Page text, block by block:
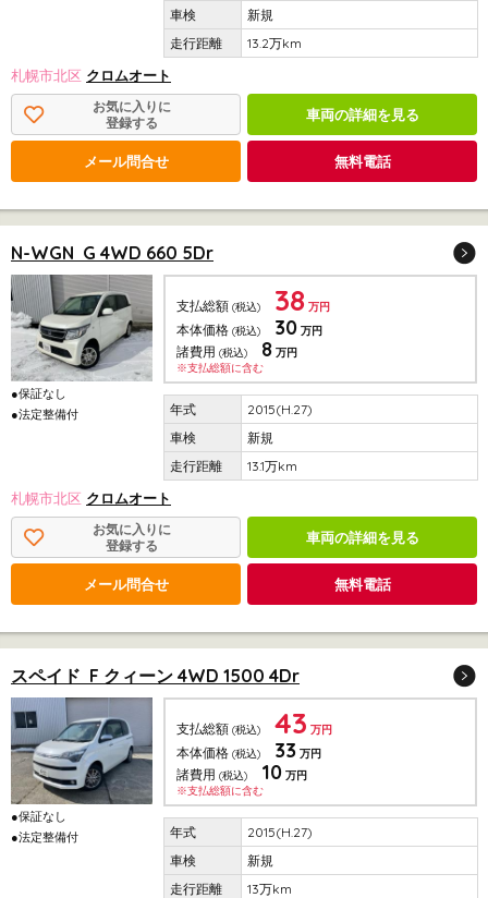
新規
13.2万km
札幌市北区 クロムオート
お気に入りに
登録する
車両の詳細を見る
メール問合せ 無料電話
N-WGN G 4WD 660 5Dr
●保証なし
●法定整備付
支払総額 (税込) 38 万円
本体価格 (税込) 30 万円
諸費用 (税込) 8 万円
※支払総額に含む
2015(H.27)
新規
13.1万km
札幌市北区 クロムオート
お気に入りに
登録する
車両の詳細を見る
メール問合せ 無料電話
スペイド F クィーン 4WD 1500 4Dr
●保証なし
●法定整備付
支払総額 (税込) 43 万円
本体価格 (税込) 33 万円
諸費用 (税込) 10 万円
※支払総額に含む
2015(H.27)
新規
13万km